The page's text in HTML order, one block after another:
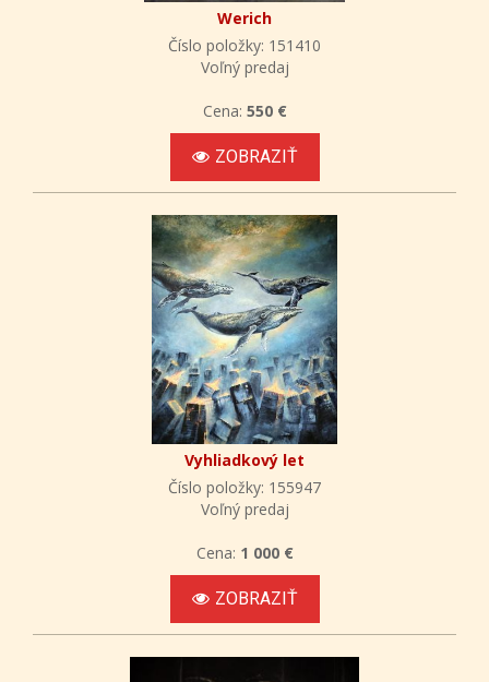
Werich
Číslo položky: 151410
Voľný predaj
Cena: 550 €
ZOBRAZIŤ
Vyhliadkový let
Číslo položky: 155947
Voľný predaj
Cena: 1 000 €
ZOBRAZIŤ